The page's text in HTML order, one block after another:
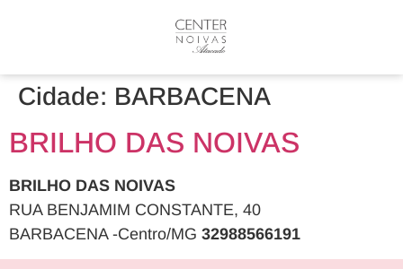
Cidade: BARBACENA
BRILHO DAS NOIVAS
BRILHO DAS NOIVAS
RUA BENJAMIM CONSTANTE, 40
BARBACENA -Centro/MG 32988566191